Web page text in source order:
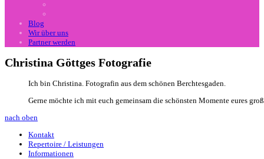
Blog
Wir über uns
Partner werden
Christina Göttges Fotografie
Ich bin Christina. Fotografin aus dem schönen Berchtesgaden.
Gerne möchte ich mit euch gemeinsam die schönsten Momente eures
nach oben
Kontakt
Repertoire / Leistungen
Informationen